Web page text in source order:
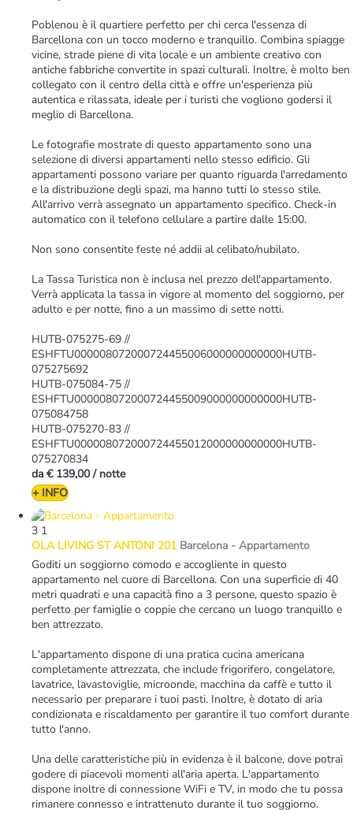
Poblenou è il quartiere perfetto per chi cerca l'essenza di
Barcellona con un tocco moderno e tranquillo. Combina spiagge
vicine, strade piene di vita locale e un ambiente creativo con
antiche fabbriche convertite in spazi culturali. Inoltre, è molto ben
collegato con il centro della città e offre un'esperienza più
autentica e rilassata, ideale per i turisti che vogliono godersi il
meglio di Barcellona.
Le fotografie mostrate di questo appartamento sono una
selezione di diversi appartamenti nello stesso edificio. Gli
appartamenti possono variare per quanto riguarda l'arredamento
e la distribuzione degli spazi, ma hanno tutti lo stesso stile.
All'arrivo verrà assegnato un appartamento specifico. Check-in
automatico con il telefono cellulare a partire dalle 15:00.
Non sono consentite feste né addii al celibato/nubilato.
La Tassa Turistica non è inclusa nel prezzo dell'appartamento.
Verrà applicata la tassa in vigore al momento del soggiorno, per
adulto e per notte, fino a un massimo di sette notti.
HUTB-075275-69 //
ESHFTU000008072000724455006000000000000HUTB-
075275692
HUTB-075084-75 //
ESHFTU000008072000724455009000000000000HUTB-
075084758
HUTB-075270-83 //
ESHFTU000008072000724455012000000000000HUTB-
075270834
da € 139,00 / notte
+ INFO
3 1
OLA LIVING ST ANTONI 201 Barcelona - Appartamento
Goditi un soggiorno comodo e accogliente in questo
appartamento nel cuore di Barcellona. Con una superficie di 40
metri quadrati e una capacità fino a 3 persone, questo spazio è
perfetto per famiglie o coppie che cercano un luogo tranquillo e
ben attrezzato.
L'appartamento dispone di una pratica cucina americana
completamente attrezzata, che include frigorifero, congelatore,
lavatrice, lavastoviglie, microonde, macchina da caffè e tutto il
necessario per preparare i tuoi pasti. Inoltre, è dotato di aria
condizionata e riscaldamento per garantire il tuo comfort durante
tutto l'anno.
Una delle caratteristiche più in evidenza è il balcone, dove potrai
godere di piacevoli momenti all'aria aperta. L'appartamento
dispone inoltre di connessione WiFi e TV, in modo che tu possa
rimanere connesso e intrattenuto durante il tuo soggiorno.